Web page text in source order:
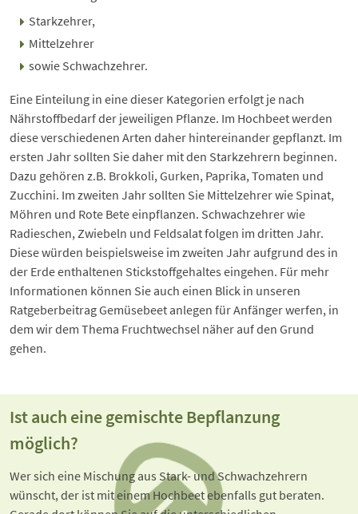
Starkzehrer,
Mittelzehrer
sowie Schwachzehrer.
Eine Einteilung in eine dieser Kategorien erfolgt je nach
Nährstoffbedarf der jeweiligen Pflanze. Im Hochbeet werden
diese verschiedenen Arten daher hintereinander gepflanzt. Im
ersten Jahr sollten Sie daher mit den Starkzehrern beginnen.
Dazu gehören z.B. Brokkoli, Gurken, Paprika, Tomaten und
Zucchini. Im zweiten Jahr sollten Sie Mittelzehrer wie Spinat,
Möhren und Rote Bete einpflanzen. Schwachzehrer wie
Radieschen, Zwiebeln und Feldsalat folgen im dritten Jahr.
Diese würden beispielsweise im zweiten Jahr aufgrund des in
der Erde enthaltenen Stickstoffgehaltes eingehen. Für mehr
Informationen können Sie auch einen Blick in unseren
RatgeberbeitragGemüsebeet anlegen für Anfängerwerfen, in
dem wir dem Thema Fruchtwechsel näher auf den Grund
gehen.
Ist auch eine gemischte Bepflanzung
möglich?
Wer sich eine Mischung aus Stark- und Schwachzehrern
wünscht, der ist mit einem Hochbeet ebenfalls gut beraten.